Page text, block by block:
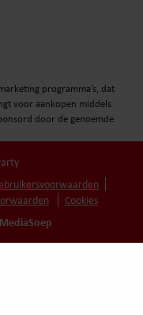
programma’s, dat
voor aankopen middels
door de genoemde
Cookies
MediaSoep